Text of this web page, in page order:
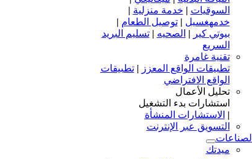
السوقيات | خدمة منزلية |
خدمهغسيل |توصيل الطعام |
بيوتي كير | الصحيه |تسليم البريد
السريع
تقنية غامرة
تطبيقات الواقع المعزز |تطبيقات
الواقع الافتراضي
تحليل الأعمال
استشارات بدء التشغيل
| الاستشارات المنشأة
التسويق عبر الإنترنت
ميدتك